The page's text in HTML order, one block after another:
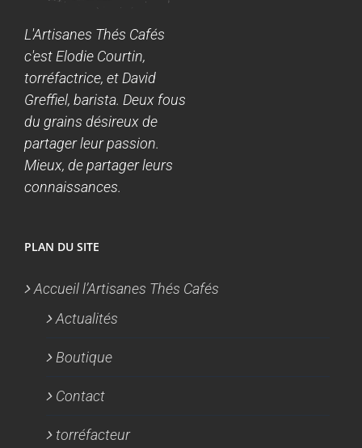
L'Artisanes Thés Cafés
c'est Elodie Courtin,
torréfactrice, et David
Greffiel, barista. Deux fous
du grains désireux de
partager leur passion.
Mieux, de partager leurs
connaissances.
PLAN DU SITE
Accueil l’Artisanes Thés Cafés
Actualités
Boutique
Contact
torréfacteur